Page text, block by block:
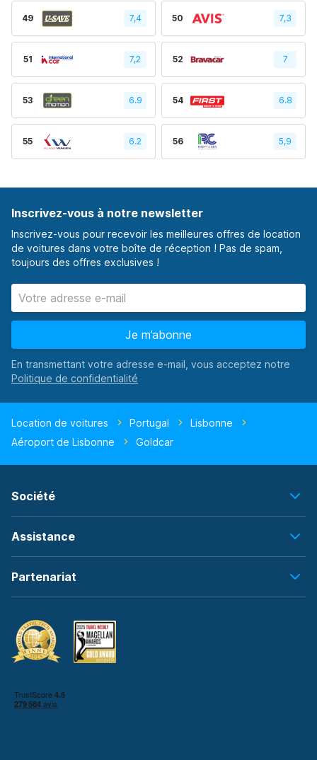
49 7,4 50 7,3
51 7,2 52 7
53 6.9 54 6.8
55 6.2 56 5,9
Inscrivez-vous à notre newsletter
Inscrivez-vous pour recevoir les meilleures offres de location
de voitures dans votre boîte de réception ! Pas de spam,
toujours des offres exclusives !
Je m’abonne
En transmettant votre adresse e-mail, vous acceptez notre
Location de voitures Portugal
Lisbonne
Aéroport de Lisbonne
Goldcar
Société
Assistance
Partenariat